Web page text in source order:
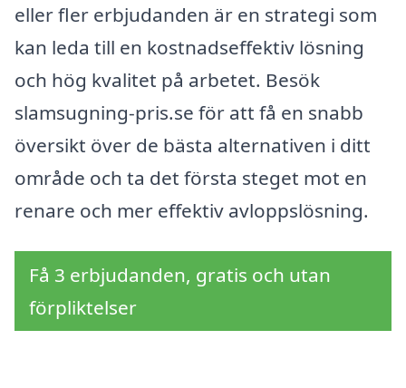
eller fler erbjudanden är en strategi som
kan leda till en kostnadseffektiv lösning
och hög kvalitet på arbetet. Besök
slamsugning-pris.se för att få en snabb
översikt över de bästa alternativen i ditt
område och ta det första steget mot en
renare och mer effektiv avloppslösning.
Få 3 erbjudanden, gratis och utan
förpliktelser